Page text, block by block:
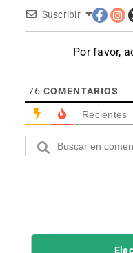
Suscribir
Por favor,
76 COMENTARIOS
Recientes